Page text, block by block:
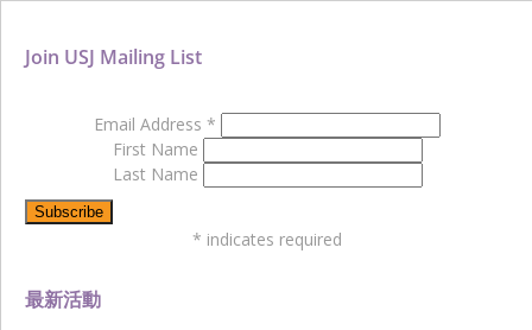
最新活動
Join USJ Mailing List
Email Address *
First Name
Last Name
* indicates required